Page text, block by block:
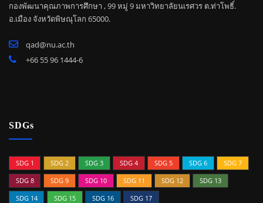
กองพัฒนาคุณภาพการศึกษา , 99 หมู่ 9 มหาวิทยาลัยนเรศวร ต.ท่าโพธิ์.
อ.เมือง จังหวัดพิษณุโลก 65000.
qad@nu.ac.th
+66 55 96 1444-6
SDGs
SDG 1 SDG 2 SDG 3 SDG 4 SDG 5 SDG 6
SDG 7
SDG 8
SDG 9 SDG 10 SDG 11 SDG 12
SDG 13
SDG 14
SDG 15 SDG 16 SDG 17